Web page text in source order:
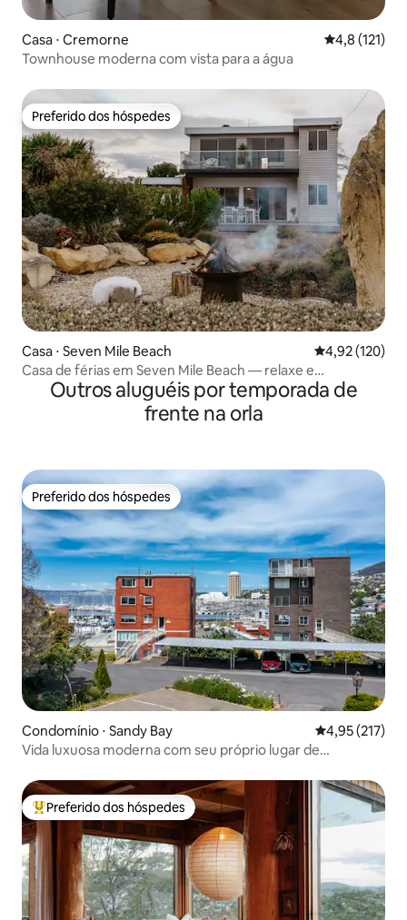
Casa ⋅ Cremorne 4,8 de uma
4,8 (121)
Townhouse moderna com vista para a água
Preferido dos hóspedes
Preferido dos hóspedes
Casa ⋅ Seven Mile Beach 4,92 de uma
4,92 (120)
Casa de férias em Seven Mile Beach — relaxe e
recarregue as energias
Outros aluguéis por temporada de
frente na orla
Preferido dos hóspedes
Preferido dos hóspedes
Condomínio ⋅ Sandy Bay 4,95 de uma
4,95 (217)
Vida luxuosa moderna com seu próprio lugar de
Entre os melhores preferidos dos hóspedes
Preferido dos hóspedes